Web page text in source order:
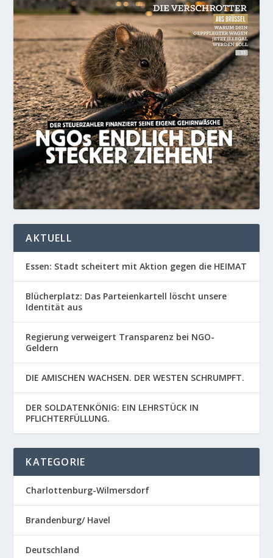
AKTUELL
Essen: Stadt scheitert mit Aktion gegen die HEIMAT
Blücherplatz: Das Parteienkartell löscht unsere
Identität aus
Regierung verweigert Transparenz bei NGO-
Geldern
DIE AMISCHEN WACHSEN. DER WESTEN SCHRUMPFT.
DER SOLDATENKÖNIG: EIN LEHRSTÜCK IN
PFLICHTERFÜLLUNG.
KATEGORIE
Charlottenburg-Wilmersdorf
Brandenburg/ Havel
Deutschland